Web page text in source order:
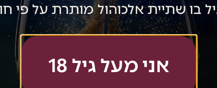
בו שתיית אלכוהול מותרת על פי
אני מעל גיל 18